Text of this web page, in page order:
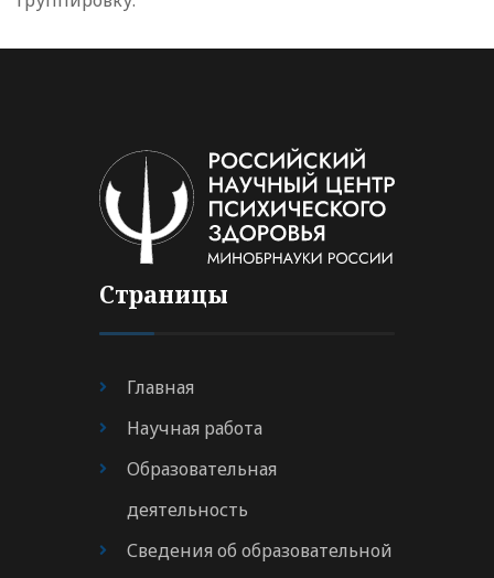
Страницы
Главная
Научная работа
Образовательная
деятельность
Сведения об образовательной